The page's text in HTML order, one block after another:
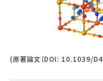
(原著論文（DOI: 10.1039/